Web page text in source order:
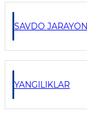
SAVDO
YANGILIKLAR